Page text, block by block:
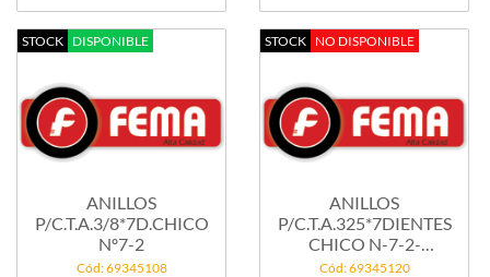
STOCK DISPONIBLE
ANILLOS
P/C.T.A.3/8*7D.CHICO
Nº7-2
Cód: 69345108
STOCK NO DISPONIBLE
ANILLOS
P/C.T.A.325*7DIENTES
CHICO N-7-2-
1,95MM
Cód: 69345120